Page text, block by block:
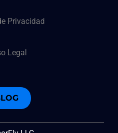
Privacidad
Legal